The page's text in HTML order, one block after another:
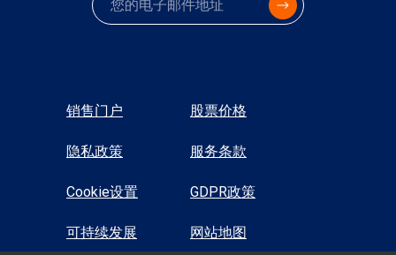
销售门户 股票价格
隐私政策 服务条款
Cookie设置 GDPR政策
可持续发展 网站地图